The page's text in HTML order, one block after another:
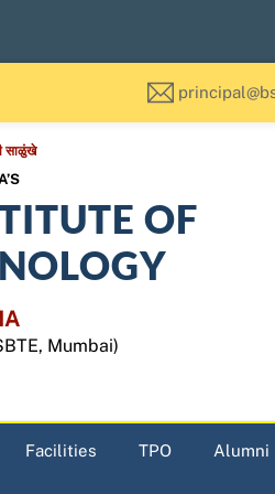
साळुंखे
OF
Mumbai)
Facilities TPO Alumni